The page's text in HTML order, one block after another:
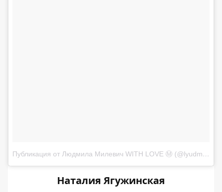
Публикация от Людмила Милевич WITH LOVE Ⓜ (@lyudmila_milevich)
Наталия Ягужинская